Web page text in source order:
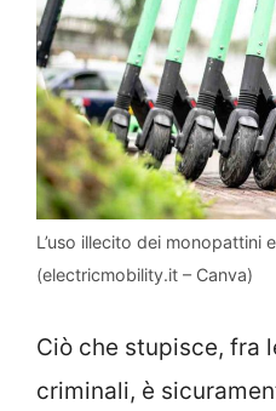
L’uso illecito dei monopattini
(electricmobility.it – Canva)
Ciò che stupisce, fra
criminali, è